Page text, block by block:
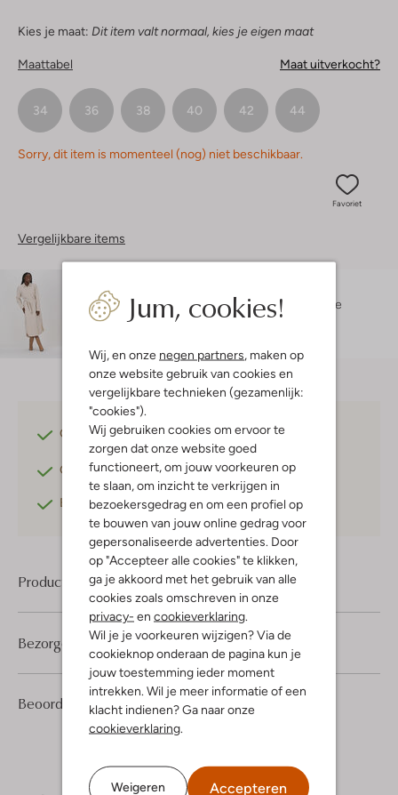
Jum, cookies!
Wij, en onze negen partners , maken op
onze website gebruik van cookies en
vergelijkbare technieken (gezamenlijk:
"cookies").
Wij gebruiken cookies om ervoor te
zorgen dat onze website goed
functioneert, om jouw voorkeuren op
te slaan, om inzicht te verkrijgen in
bezoekersgedrag en om een profiel op
te bouwen van jouw online gedrag voor
gepersonaliseerde advertenties. Door
op "Accepteer alle cookies" te klikken,
ga je akkoord met het gebruik van alle
cookies zoals omschreven in onze
privacy- en cookieverklaring
Wil je je voorkeuren wijzigen? Via de
cookieknop onderaan de pagina kun je
jouw toestemming ieder moment
intrekken. Wil je meer informatie of een
klacht indienen? Ga naar onze
cookieverklaring
Weigeren Accepteren
Kies je maat: Dit item valt normaal, kies je eigen maat
Maattabel Maat uitverkocht?
34 36 38 40 42 44
Sorry, dit item is momenteel (nog) niet beschikbaar.
Favoriet
Vergelijkbare items
Sjadela is 1 meter 70 lang en draagt maat S.
De
pasvorm is
getailleerd
Gratis verzendingvanaf €75,-
Gratis retournerenbinnen 30 dagen*
Betaal achterafmet Klarna
Product informatie
Beoordelingen (1) 3
1
3
Sterren
Bezorgen & retourneren